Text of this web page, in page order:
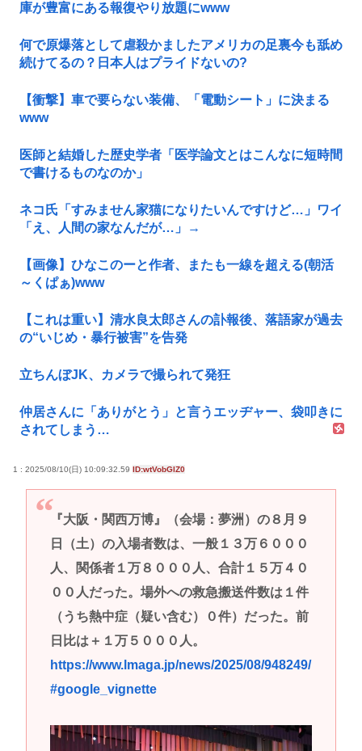
庫が豊富にある報復やり放題にwww
何で原爆落として虐殺かましたアメリカの足裏今も舐め
続けてるの？日本人はプライドないの?
【衝撃】車で要らない装備、「電動シート」に決まる
www
医師と結婚した歴史学者「医学論文とはこんなに短時間
で書けるものなのか」
ネコ氏「すみません家猫になりたいんですけど…」ワイ
「え、人間の家なんだが…」→
【画像】ひなこのーと作者、またも一線を超える(朝活
～くぱぁ)www
【これは重い】清水良太郎さんの訃報後、落語家が過去
の“いじめ・暴行被害”を告発
立ちんぼJK、カメラで撮られて発狂
仲居さんに「ありがとう」と言うエッヂャー、袋叩きに
されてしまう…
1 : 2025/08/10(日) 10:09:32.59 ID:wtVobGlZ0
『大阪・関西万博』（会場：夢洲）の８月９
日（土）の入場者数は、一般１３万６０００
人、関係者１万８０００人、合計１５万４０
００人だった。場外への救急搬送件数は１件
（うち熱中症（疑い含む）０件）だった。前
日比は＋１万５０００人。
https://www.lmaga.jp/news/2025/08/948249/
#google_vignette